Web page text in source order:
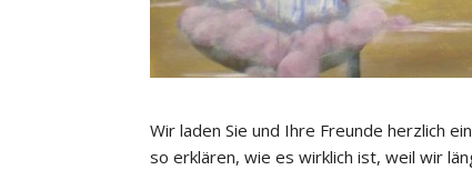
Wir laden Sie und Ihre Freunde herzlich
so erklären, wie es wirklich ist, weil wir